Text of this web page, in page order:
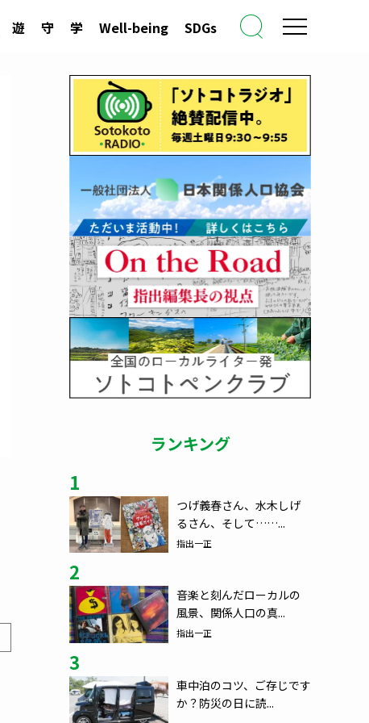
遊 守 学 Well-being SDGs
ランキング
1
つげ義春さん、水木しげ
るさん、そして……...
指出一正
2
音楽と刻んだローカルの
風景、関係人口の真...
指出一正
3
車中泊のコツ、ご存じです
か？防災の日に読...